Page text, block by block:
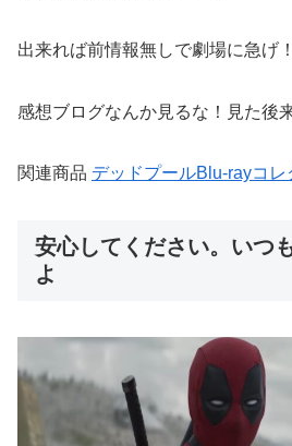
出来れば前情報無しで劇場に急げ！
感想ブログなんか見るな！見た後
関連商品 デッドプールBlu-rayコレ
安心してください。いつ
よ